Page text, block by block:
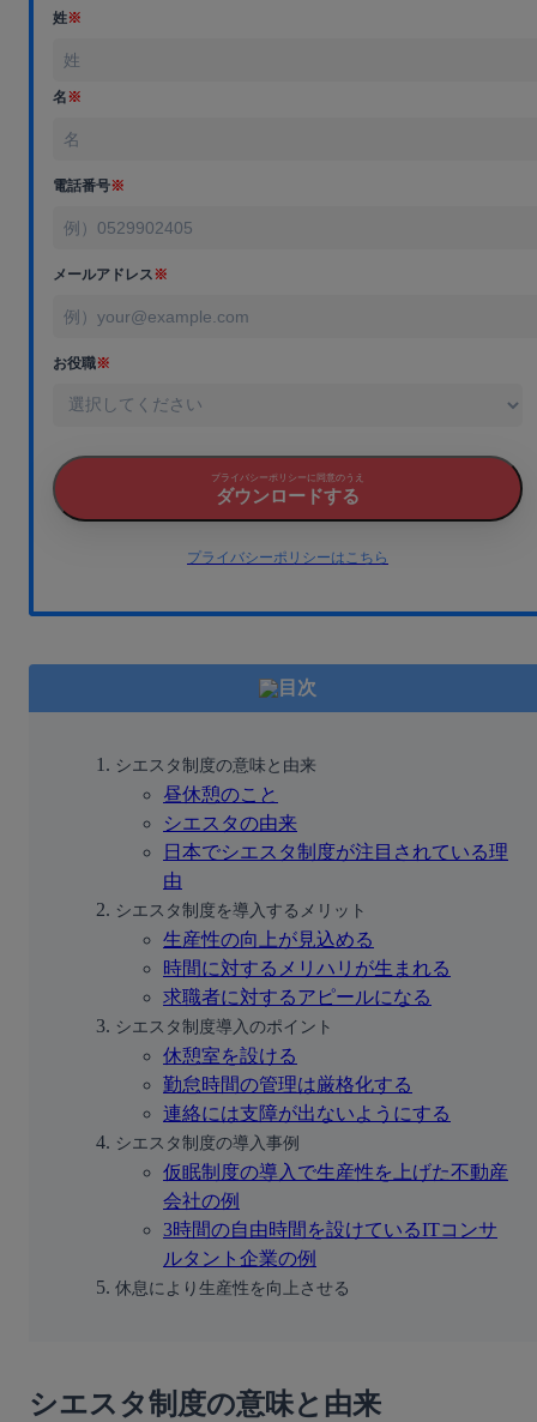
姓※
名※
電話番号※
メールアドレス※
お役職※
プライバシーポリシーに同意のうえ
ダウンロードする
プライバシーポリシーはこちら
目次
シエスタ制度の意味と由来
昼休憩のこと
シエスタの由来
日本でシエスタ制度が注目されている理
由
シエスタ制度を導入するメリット
生産性の向上が見込める
時間に対するメリハリが生まれる
求職者に対するアピールになる
シエスタ制度導入のポイント
休憩室を設ける
勤怠時間の管理は厳格化する
連絡には支障が出ないようにする
シエスタ制度の導入事例
仮眠制度の導入で生産性を上げた不動産
会社の例
3時間の自由時間を設けているITコンサ
ルタント企業の例
休息により生産性を向上させる
シエスタ制度の意味と由来